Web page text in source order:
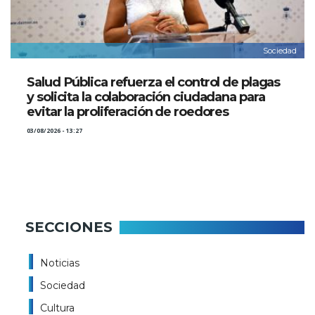
Sociedad
Salud Pública refuerza el control de plagas
y solicita la colaboración ciudadana para
evitar la proliferación de roedores
03/08/2026 - 13:27
SECCIONES
Noticias
Sociedad
Cultura